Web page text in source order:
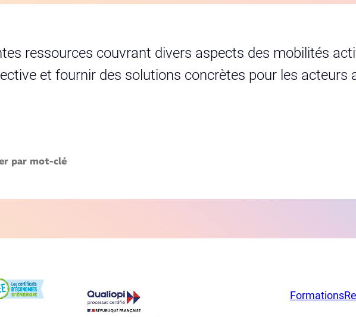
ressources couvrant divers aspects des mobilités
et fournir des solutions concrètes pour les acteurs
Formations